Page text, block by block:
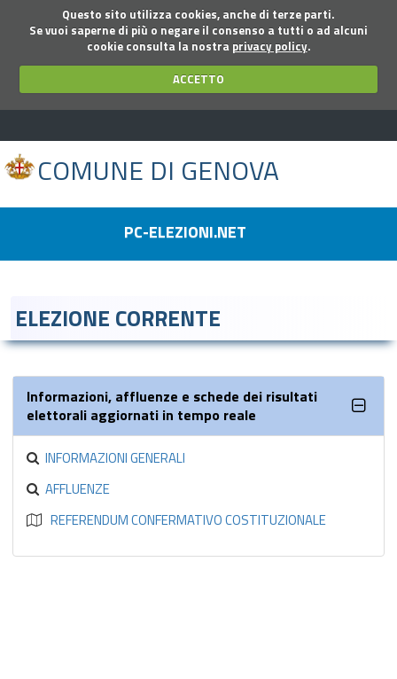
Questo sito utilizza cookies, anche di terze parti.
Se vuoi saperne di più o negare il consenso a tutti o ad alcuni
cookie consulta la nostra privacy policy.
ACCETTO
COMUNE DI GENOVA
PC-ELEZIONI.NET
ELEZIONE CORRENTE
Informazioni, affluenze e schede dei risultati
elettorali aggiornati in tempo reale
INFORMAZIONI GENERALI
AFFLUENZE
REFERENDUM CONFERMATIVO COSTITUZIONALE